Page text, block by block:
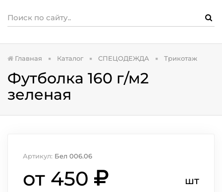
Главная Каталог СПЕЦОДЕЖДА Трикотаж
Футболка 160 г/м2
зеленая
Артикул: Бел 006.06
от 450 шт